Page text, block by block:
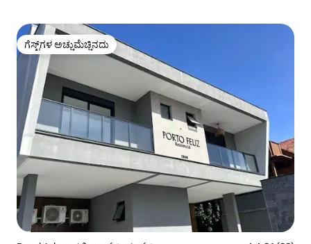
ಗೆಸ್ಟ್‌ಗಳ ಅಚ್ಚುಮೆಚ್ಚಿನದು
ಗೆಸ್ಟ್‌ಗಳ ಅಚ್ಚುಮೆಚ್ಚಿನದು